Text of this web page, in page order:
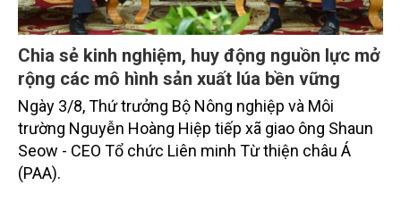
Chia sẻ kinh nghiệm, huy động nguồn lực mở
rộng các mô hình sản xuất lúa bền vững
Ngày 3/8, Thứ trưởng Bộ Nông nghiệp và Môi
trường Nguyễn Hoàng Hiệp tiếp xã giao ông Shaun
Seow - CEO Tổ chức Liên minh Từ thiện châu Á
(PAA).